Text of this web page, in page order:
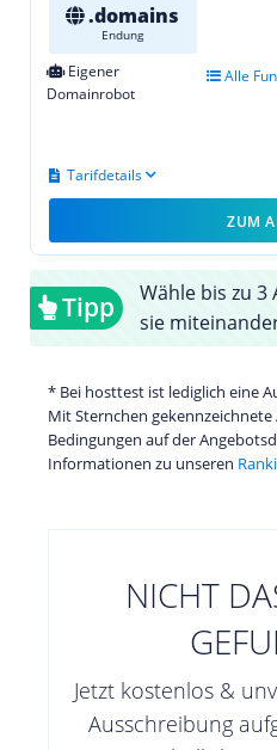
.domains
Endung
Eigener
Domainrobot
Alle
Tarifdetails
ZUM
Tipp
Wähle bis zu
sie
* Bei hosttest ist lediglich eine
Mit Sternchen
Bedingungen auf der
Informationen zu unseren
NICHT
Jetzt kostenlos &
Ausschreibung